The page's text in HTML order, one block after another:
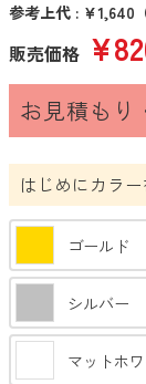
ファッショング
アウトドア・旅
バスグッズ
お掃除グッズ
グルメ・食品
参考上代 : ¥1,640
販売価格
お見積もり
はじめにカラ
ゴールド
シルバー
マットホ